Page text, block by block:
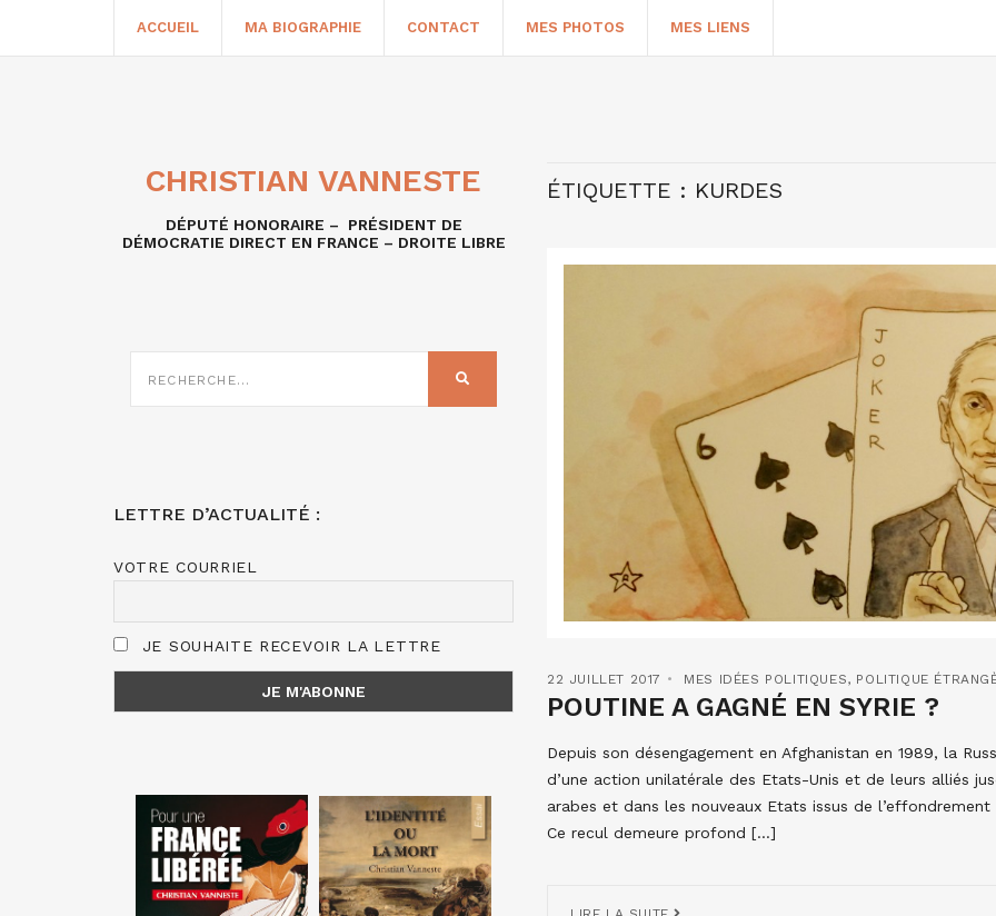
ACCUEIL MA BIOGRAPHIE CONTACT MES PHOTOS MES LIENS
ÉTIQUETTE : KURDES
22 JUILLET 2017 MES IDÉES POLITIQUES, POLITIQUE
POUTINE A GAGNÉ EN SYRIE ?
Depuis son désengagement en Afghanistan en 1989, la
d’une action unilatérale des Etats-Unis et de leurs alliés
arabes et dans les nouveaux Etats issus de
Ce recul demeure profond […]
CHRISTIAN VANNESTE
DÉPUTÉ HONORAIRE – PRÉSIDENT DE
DÉMOCRATIE DIRECT EN FRANCE – DROITE LIBRE
SUR
LETTRE D’ACTUALITÉ :
VOTRE COURRIEL
JE SOUHAITE RECEVOIR LA LETTRE